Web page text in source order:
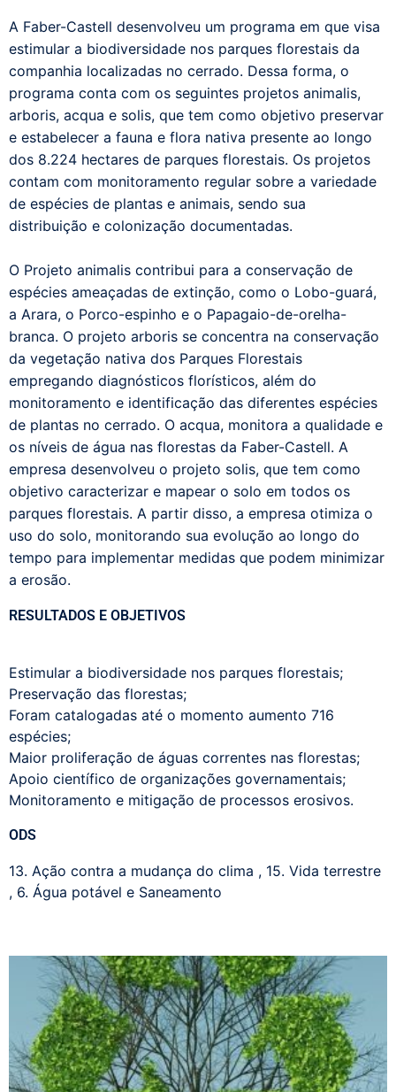
A Faber-Castell desenvolveu um programa em que visa
estimular a biodiversidade nos parques florestais da
companhia localizadas no cerrado. Dessa forma, o
programa conta com os seguintes projetos animalis,
arboris, acqua e solis, que tem como objetivo preservar
e estabelecer a fauna e flora nativa presente ao longo
dos 8.224 hectares de parques florestais. Os projetos
contam com monitoramento regular sobre a variedade
de espécies de plantas e animais, sendo sua
distribuição e colonização documentadas.
O Projeto animalis contribui para a conservação de
espécies ameaçadas de extinção, como o Lobo-guará,
a Arara, o Porco-espinho e o Papagaio-de-orelha-
branca. O projeto arboris se concentra na conservação
da vegetação nativa dos Parques Florestais
empregando diagnósticos florísticos, além do
monitoramento e identificação das diferentes espécies
de plantas no cerrado. O acqua, monitora a qualidade e
os níveis de água nas florestas da Faber-Castell. A
empresa desenvolveu o projeto solis, que tem como
objetivo caracterizar e mapear o solo em todos os
parques florestais. A partir disso, a empresa otimiza o
uso do solo, monitorando sua evolução ao longo do
tempo para implementar medidas que podem minimizar
a erosão.
RESULTADOS E OBJETIVOS
Estimular a biodiversidade nos parques florestais;
Preservação das florestas;
Foram catalogadas até o momento aumento 716
espécies;
Maior proliferação de águas correntes nas florestas;
Apoio científico de organizações governamentais;
Monitoramento e mitigação de processos erosivos.
ODS
13. Ação contra a mudança do clima , 15. Vida terrestre
, 6. Água potável e Saneamento